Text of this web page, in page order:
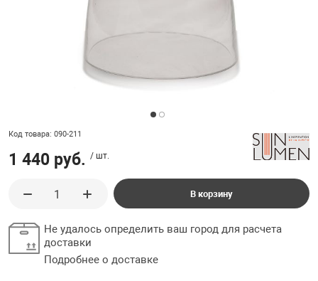
Ручки
подложки
ретро проводки
Код товара: 090-211
1 440 руб. / шт.
В корзину
Не удалось определить ваш город для расчета
доставки
Подробнее о доставке